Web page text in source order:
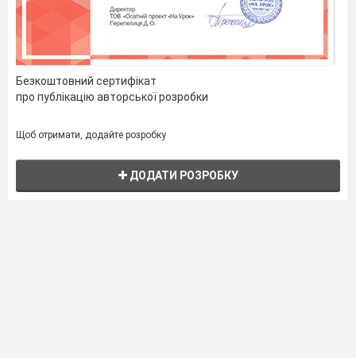
Безкоштовний сертифікат
про публікацію авторської розробки
Щоб отримати, додайте розробку
ДОДАТИ РОЗРОБКУ